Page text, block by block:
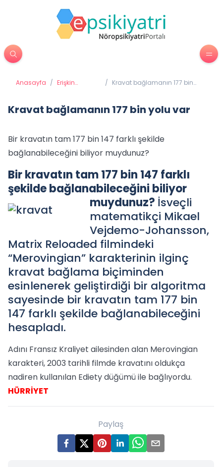
Anasayfa / Erişkin
/ Kravat bağlamanın 177 bin
Kravat bağlamanın 177 bin yolu var
Bir kravatın tam 177 bin 147 farklı şekilde
bağlanabileceğini biliyor muydunuz?
Bir kravatın tam 177 bin 147 farklı
şekilde bağlanabileceğini biliyor
muydunuz? İsveçli
matematikçi Mikael
Vejdemo-Johansson,
Matrix Reloaded filmindeki
“Merovingian” karakterinin ilginç
kravat bağlama biçiminden
esinlenerek geliştirdiği bir algoritma
sayesinde bir kravatın tam 177 bin
147 farklı şekilde bağlanabileceğini
hesapladı.
Adını Fransız Kraliyet ailesinden alan Merovingian
karakteri, 2003 tarihli filmde kravatını oldukça
nadiren kullanılan Ediety düğümü ile bağlıyordu.
HÜRRİYET
Paylaş